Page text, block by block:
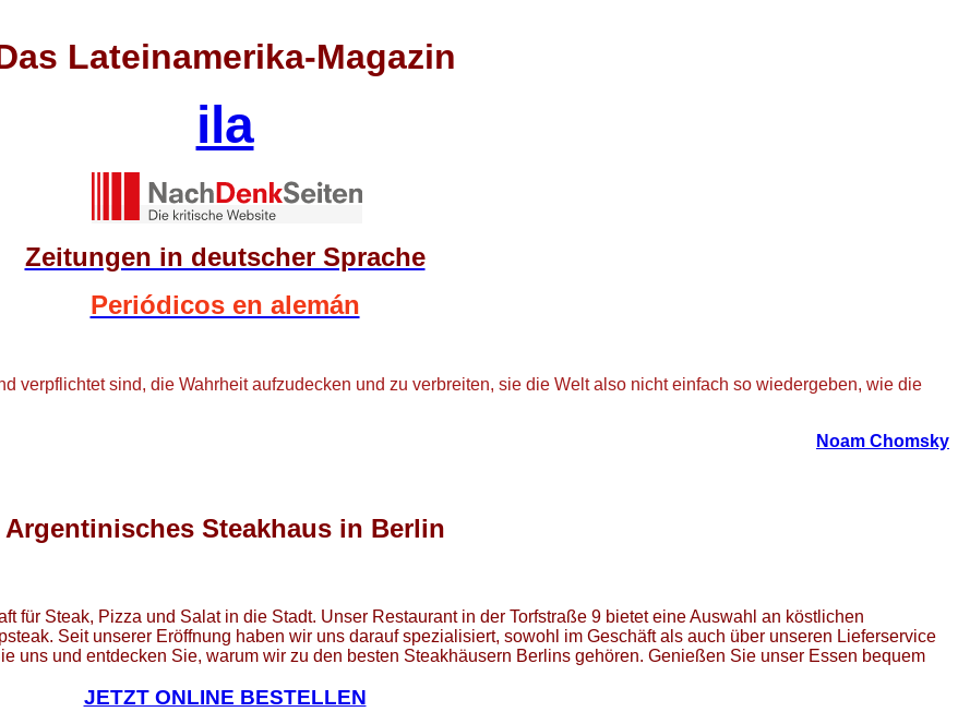
Lateinamerika-Magazin
ila
Zeitungen in deutscher Sprache
Periódicos en alemán
verpflichtet sind, die Wahrheit aufzudecken und zu verbreiten, sie die Welt also nicht einfach so wiedergeben, wie die
Noam Chomsky
Argentinisches Steakhaus in Berlin
für Steak, Pizza und Salat in die Stadt. Unser Restaurant in der Torfstraße 9 bietet eine Auswahl an köstlichen
Seit unserer Eröffnung haben wir uns darauf spezialisiert, sowohl im Geschäft als auch über unseren Lieferservice
uns und entdecken Sie, warum wir zu den besten Steakhäusern Berlins gehören. Genießen Sie unser Essen bequem
JETZT ONLINE BESTELLEN